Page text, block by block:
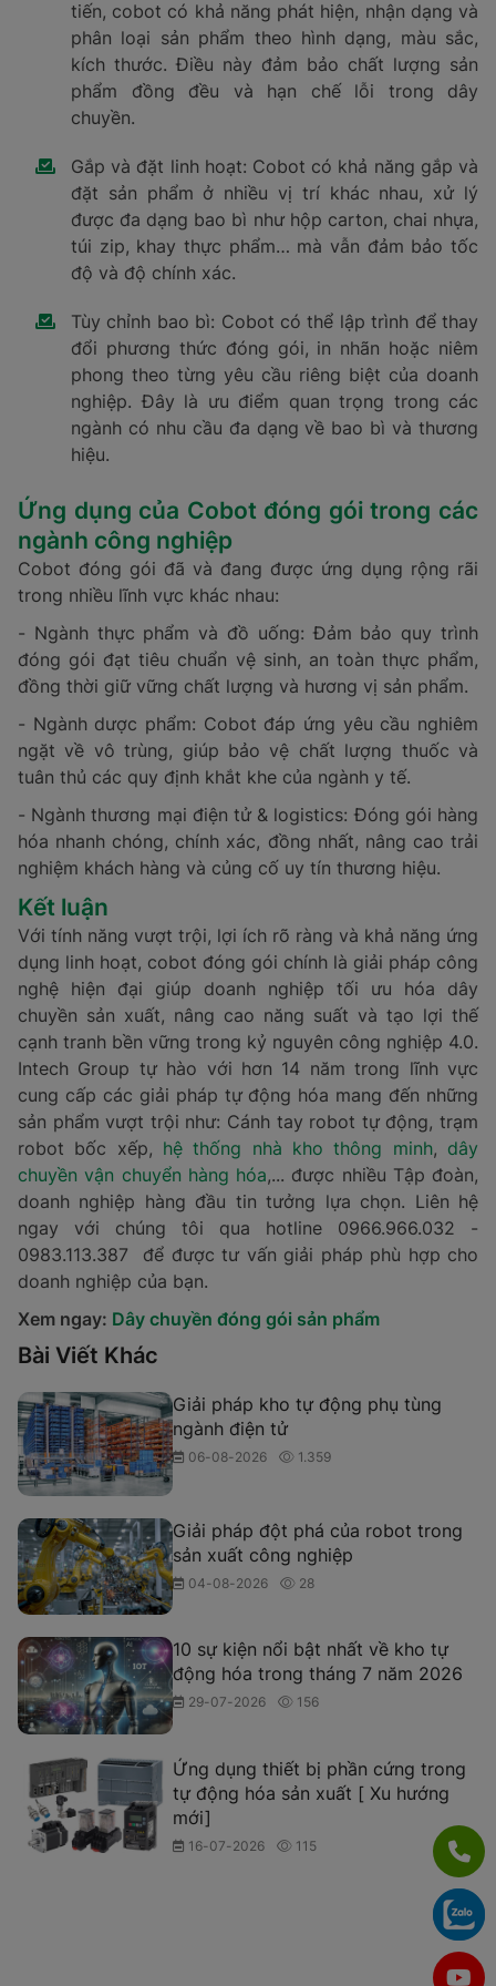
tiến, cobot có khả năng phát hiện, nhận dạng và
phân loại sản phẩm theo hình dạng, màu sắc,
kích thước. Điều này đảm bảo chất lượng sản
phẩm đồng đều và hạn chế lỗi trong dây
chuyền.
Gắp và đặt linh hoạt: Cobot có khả năng gắp và
đặt sản phẩm ở nhiều vị trí khác nhau, xử lý
được đa dạng bao bì như hộp carton, chai nhựa,
túi zip, khay thực phẩm… mà vẫn đảm bảo tốc
độ và độ chính xác.
Tùy chỉnh bao bì: Cobot có thể lập trình để thay
đổi phương thức đóng gói, in nhãn hoặc niêm
phong theo từng yêu cầu riêng biệt của doanh
nghiệp. Đây là ưu điểm quan trọng trong các
ngành có nhu cầu đa dạng về bao bì và thương
hiệu.
Ứng dụng của Cobot đóng gói trong các
ngành công nghiệp
Cobot đóng gói đã và đang được ứng dụng rộng rãi
trong nhiều lĩnh vực khác nhau:
- Ngành thực phẩm và đồ uống: Đảm bảo quy trình
đóng gói đạt tiêu chuẩn vệ sinh, an toàn thực phẩm,
đồng thời giữ vững chất lượng và hương vị sản phẩm.
- Ngành dược phẩm: Cobot đáp ứng yêu cầu nghiêm
ngặt về vô trùng, giúp bảo vệ chất lượng thuốc và
tuân thủ các quy định khắt khe của ngành y tế.
- Ngành thương mại điện tử & logistics: Đóng gói hàng
hóa nhanh chóng, chính xác, đồng nhất, nâng cao trải
nghiệm khách hàng và củng cố uy tín thương hiệu.
Kết luận
Với tính năng vượt trội, lợi ích rõ ràng và khả năng ứng
dụng linh hoạt, cobot đóng gói chính là giải pháp công
nghệ hiện đại giúp doanh nghiệp tối ưu hóa dây
chuyền sản xuất, nâng cao năng suất và tạo lợi thế
cạnh tranh bền vững trong kỷ nguyên công nghiệp 4.0.
Intech Group tự hào với hơn 14 năm trong lĩnh vực
cung cấp các giải pháp tự động hóa mang đến những
sản phẩm vượt trội như: Cánh tay robot tự động, trạm
robot bốc xếp, hệ thống nhà kho thông minh, dây
chuyền vận chuyển hàng hóa,... được nhiều Tập đoàn,
doanh nghiệp hàng đầu tin tưởng lựa chọn. Liên hệ
ngay với chúng tôi qua hotline 0966.966.032 -
0983.113.387 để được tư vấn giải pháp phù hợp cho
doanh nghiệp của bạn.
Xem ngay: Dây chuyền đóng gói sản phẩm
Bài Viết Khác
Giải pháp kho tự động phụ tùng
ngành điện tử
06-08-2026 1.359
Giải pháp đột phá của robot trong
sản xuất công nghiệp
04-08-2026 28
10 sự kiện nổi bật nhất về kho tự
động hóa trong tháng 7 năm 2026
29-07-2026 156
Ứng dụng thiết bị phần cứng trong
tự động hóa sản xuất [ Xu hướng
mới]
16-07-2026 115